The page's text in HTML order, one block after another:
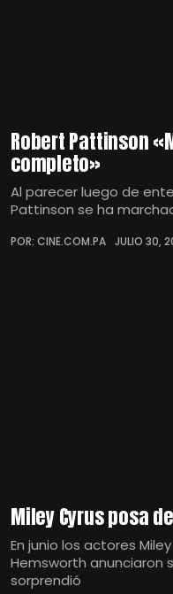
Robert Pattinson
completo»
Al parecer luego de
Pattinson se ha
POR: CINE.COM.PA JULIO 30,
Miley Cyrus posa
En junio los actores
Hemsworth anunciaron
sorprendió